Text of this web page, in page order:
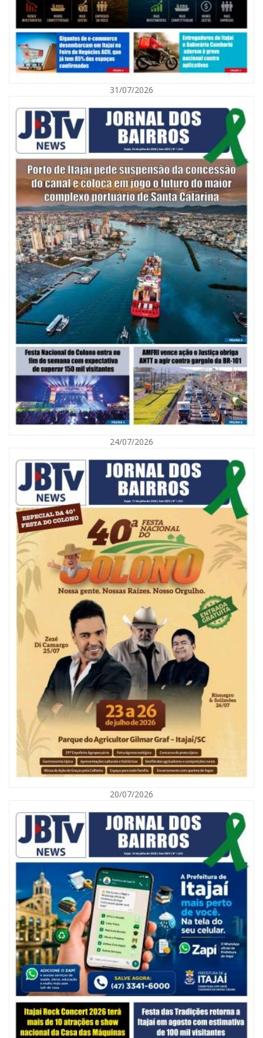
Defesa Civil de Itajaí alerta para chuva, ventos fortes e queda de
temperatura
ITAJAÍ
06/08/2026 | 10:02
Audiência pública debate Programa Municipal de Habitação de Interesse
Social em Itajaí
06/08/2026 | 10:04
Ação oferece testes rápidos para HIV, sífilis e hepatites nesta quinta (6) e
sexta-feira (7)
GERAL
06/08/2026 | 10:14
Defesa Civil de SC monitora formação de ciclone-bomba no Sul do Brasil;
31/07/2026
24/07/2026
20/07/2026